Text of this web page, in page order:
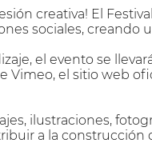
creativa! El
sociales, creando
el evento se
Vimeo, el sitio web
ilustraciones,
a la construcción